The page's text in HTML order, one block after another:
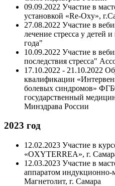
09.09.2022 Участие в
установкой «Re-Oxy»,
27.08.2022 Участие в
лечение стресса у детей
года"
10.09.2022 Участие в
последствия стресса"
17.10.2022 - 21.10.2022
квалификации
болевых синдромов»
государственный
Минздрава России
2023 год
12.02.2023 Участие в
«OXYTERREA», г.
12.03.2023 Участие в
аппаратом индукционно-
Магнетолит, г. Самара